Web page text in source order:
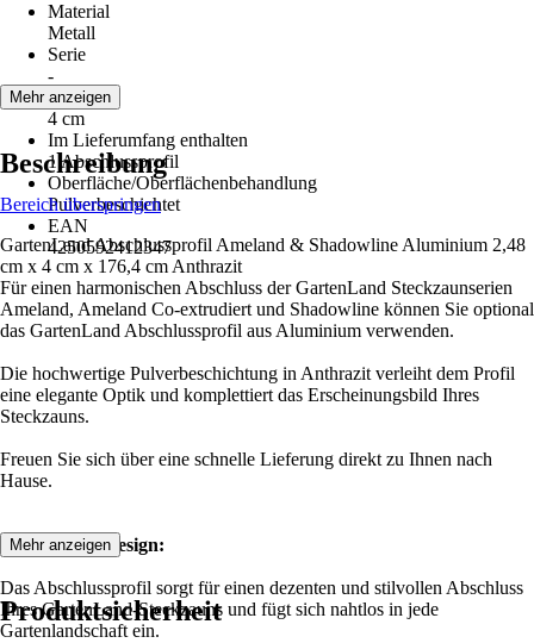
Material
Metall
Serie
-
Höhe
4 cm
Im Lieferumfang enthalten
1 Abschlussprofil
Oberfläche/Oberflächenbehandlung
Pulverbeschichtet
EAN
4250592412347
Mehr anzeigen
Beschreibung
Bereich überspringen
GartenLand Abschlussprofil Ameland & Shadowline Aluminium 2,48
cm x 4 cm x 176,4 cm Anthrazit
Für einen harmonischen Abschluss der GartenLand Steckzaunserien
Ameland, Ameland Co-extrudiert und Shadowline können Sie optional
das GartenLand Abschlussprofil aus Aluminium verwenden.
Die hochwertige Pulverbeschichtung in Anthrazit verleiht dem Profil
eine elegante Optik und komplettiert das Erscheinungsbild Ihres
Steckzauns.
Freuen Sie sich über eine schnelle Lieferung direkt zu Ihnen nach
Hause.
Ästhetisches Design:
Das Abschlussprofil sorgt für einen dezenten und stilvollen Abschluss
Ihres GartenLand-Steckzauns und fügt sich nahtlos in jede
Gartenlandschaft ein.
Mehr anzeigen
Produktsicherheit